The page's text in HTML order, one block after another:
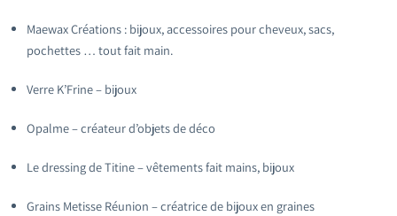
Maewax Créations : bijoux, accessoires pour cheveux, sacs,
pochettes … tout fait main.
Verre K’Frine – bijoux
Opalme – créateur d’objets de déco
Le dressing de Titine – vêtements fait mains, bijoux
Grains Metisse Réunion – créatrice de bijoux en graines